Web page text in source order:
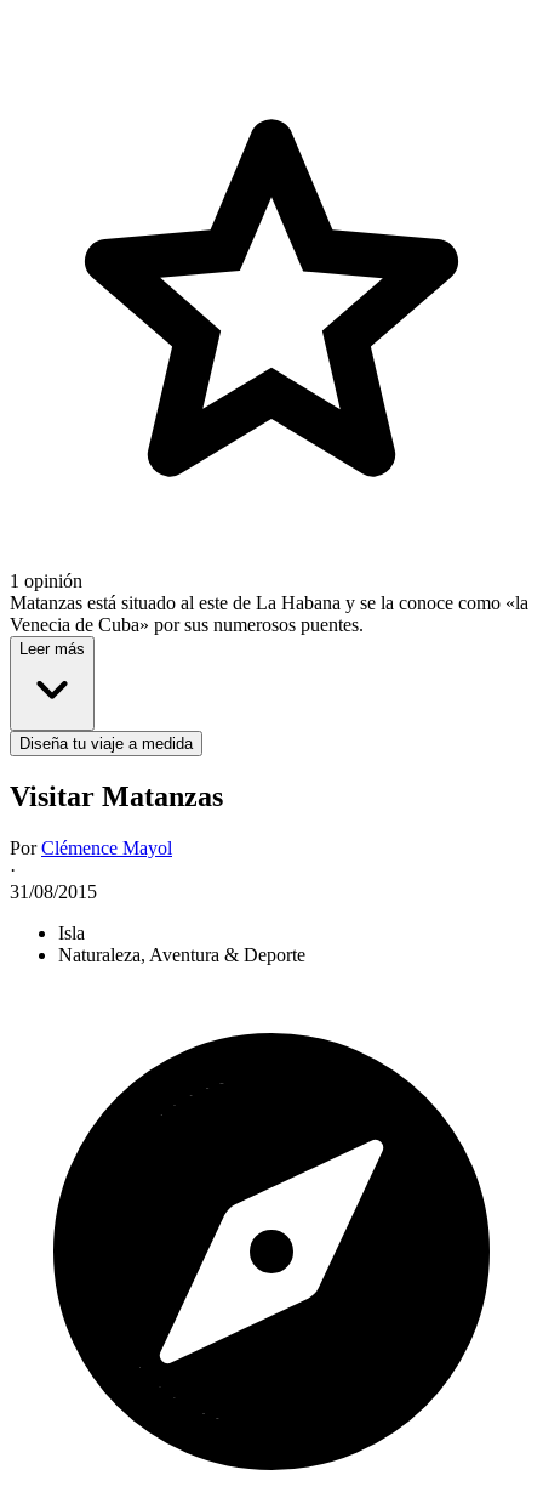
1 opinión
Matanzas está situado al este de La Habana y se la conoce como «la
Venecia de Cuba» por sus numerosos puentes.
Leer más
Diseña tu viaje a medida
Visitar Matanzas
PorClémence Mayol
·
31/08/2015
Isla
Naturaleza, Aventura & Deporte